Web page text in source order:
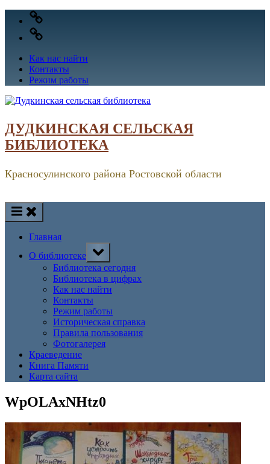
content
VK
OK
Как нас найти
Контакты
Режим работы
ДУДКИНСКАЯ СЕЛЬСКАЯ
БИБЛИОТЕКА
Красносулинского района Ростовской области
Главная
О библиотеке
Toggle
sub-
menu
Библиотека сегодня
Библиотека в цифрах
Как нас найти
Контакты
Режим работы
Историческая справка
Правила пользования
Фотогалерея
Краеведение
Книга Памяти
Карта сайта
WpOLAxNHtz0